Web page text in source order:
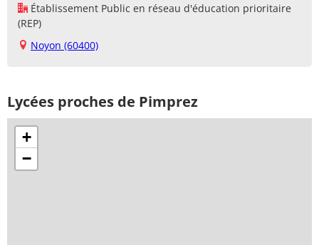
Établissement Public en réseau d'éducation prioritaire
(REP)
Noyon (60400)
Lycées proches de Pimprez
+
−